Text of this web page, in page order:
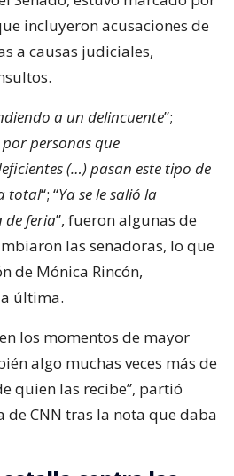
incluyeron acusaciones de
a causas judiciales,
a un delincuente”;
personas que
(…) pasan este tipo de
total“; “Ya se le salió la
de feria”, fueron algunas de
las senadoras, lo que
de Mónica Rincón,
última.
los momentos de mayor
algo muchas veces más de
quien las recibe”, partió
CNN tras la nota que daba